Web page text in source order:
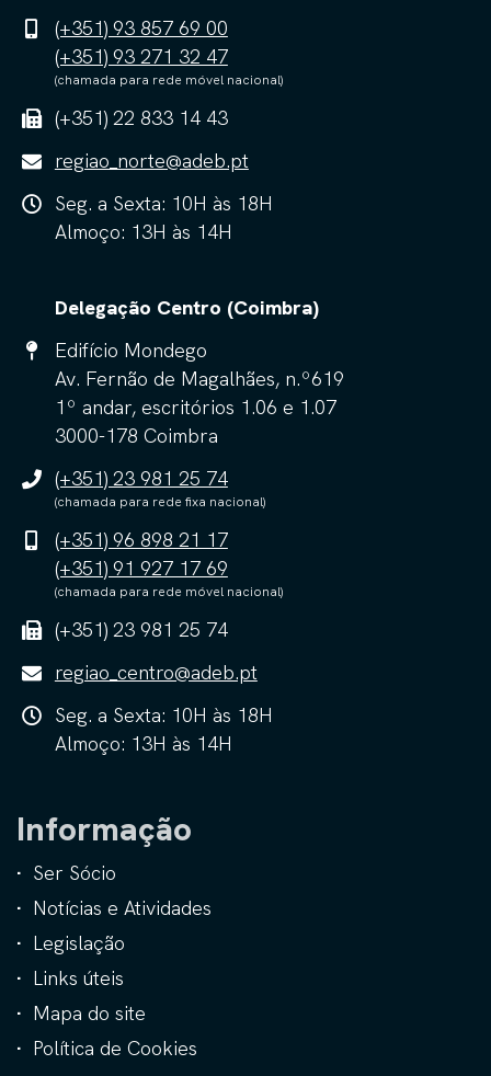
(+351) 93 857 69 00
(+351) 93 271 32 47
(chamada para rede móvel nacional)
(+351) 22 833 14 43
regiao_norte@adeb.pt
Seg. a Sexta: 10H às 18H
Almoço: 13H às 14H
Delegação Centro (Coimbra)
Edifício Mondego
Av. Fernão de Magalhães, n.º619
1º andar, escritórios 1.06 e 1.07
3000-178 Coimbra
(+351) 23 981 25 74
(chamada para rede fixa nacional)
(+351) 96 898 21 17
(+351) 91 927 17 69
(chamada para rede móvel nacional)
(+351) 23 981 25 74
regiao_centro@adeb.pt
Seg. a Sexta: 10H às 18H
Almoço: 13H às 14H
Informação
Ser Sócio
Notícias e Atividades
Legislação
Links úteis
Mapa do site
Política de Cookies